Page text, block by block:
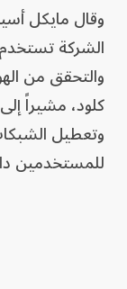
وقال مايكل
الشركة
والتحقق من
كلود، مشيراً
وتعطيل
للمستخدمين